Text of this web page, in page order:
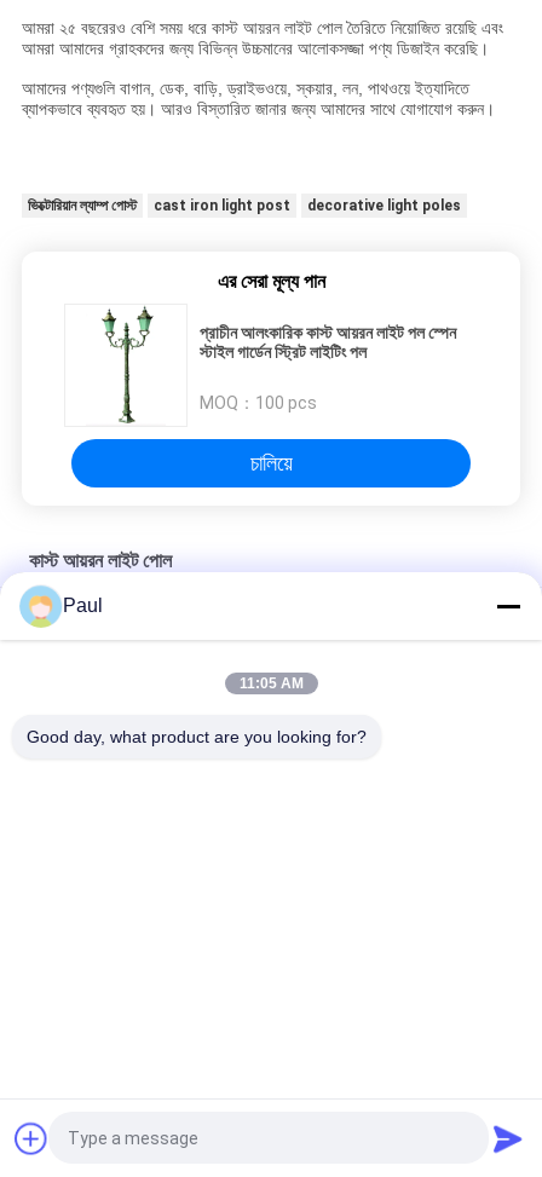
আমরা ২৫ বছরেরও বেশি সময় ধরে কাস্ট আয়রন লাইট পোল তৈরিতে নিয়োজিত রয়েছি এবং
আমরা আমাদের গ্রাহকদের জন্য বিভিন্ন উচ্চমানের আলোকসজ্জা পণ্য ডিজাইন করেছি।
আমাদের পণ্যগুলি বাগান, ডেক, বাড়ি, ড্রাইভওয়ে, স্কয়ার, লন, পাথওয়ে ইত্যাদিতে
ব্যাপকভাবে ব্যবহৃত হয়। আরও বিস্তারিত জানার জন্য আমাদের সাথে যোগাযোগ করুন।
ভিক্টোরিয়ান ল্যাম্প পোস্ট cast iron light post decorative light poles
এর সেরা মূল্য পান
প্রাচীন আলংকারিক কাস্ট আয়রন লাইট পল স্পেন
স্টাইল গার্ডেন স্ট্রিট লাইটিং পল
MOQ： 100 pcs
চালিয়ে
কাস্ট আয়রন লাইট পোল
সিঙ্গল হেড কাস্ট আয়রন গার্ডেন ল্যাম্প পোস্ট অ্যান্টিক স্ট্রিট লাইট পোল অ্যান্টি জারা
Paul
11:05 AM
Good day, what product are you looking for?